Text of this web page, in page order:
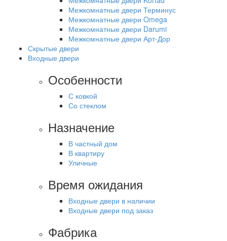
Межкомнатные двери Терминус
Межкомнатные двери Omega
Межкомнатные двери Darumi
Межкомнатные двери Арт-Дор
Скрытые двери
Входные двери
Особенности
С ковкой
Со стеклом
Назначение
В частный дом
В квартиру
Уличные
Время ожидания
Входные двери в наличии
Входные двери под заказ
Фабрика